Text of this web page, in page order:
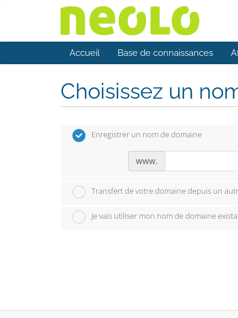
Accueil Base de connaissances
Choisissez un
Enregistrer un nom de domaine
www.
Transfert de votre domaine depuis un
Je vais utiliser mon nom de domaine